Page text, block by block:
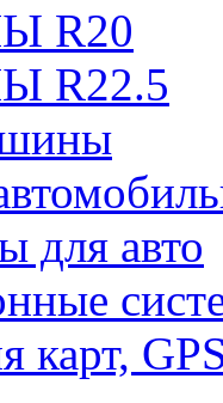
R20
R22.5
для авто
карт,